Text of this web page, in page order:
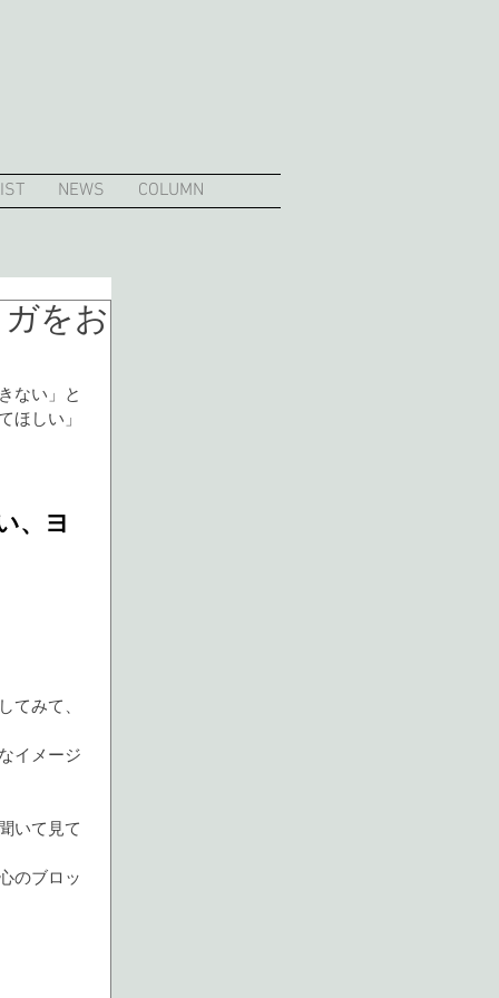
NEWS COLUMN
をお
ない」と
ほしい」
、ヨ
てみて、
イメージ
いて見て
のブロッ